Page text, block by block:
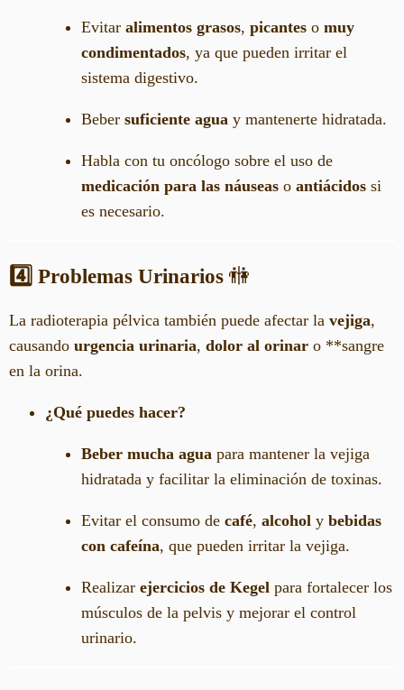
Evitar alimentos grasos, picantes o muy
condimentados, ya que pueden irritar el
sistema digestivo.
Beber suficiente agua y mantenerte hidratada.
Habla con tu oncólogo sobre el uso de
medicación para las náuseas o antiácidos si
es necesario.
4️⃣ Problemas Urinarios 🚻
La radioterapia pélvica también puede afectar la vejiga,
causando urgencia urinaria, dolor al orinar o **sangre
en la orina.
¿Qué puedes hacer?
Beber mucha agua para mantener la vejiga
hidratada y facilitar la eliminación de toxinas.
Evitar el consumo de café, alcohol y bebidas
con cafeína, que pueden irritar la vejiga.
Realizar ejercicios de Kegel para fortalecer los
músculos de la pelvis y mejorar el control
urinario.